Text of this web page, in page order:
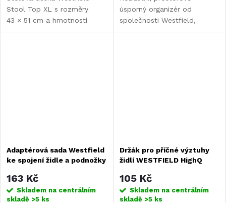
Stool Top XL s rozměry
43 × 51 cm a hmotností
pouhých 0,8 kg promění vaši
úsporný organizér od
společnosti Westfield,
ideální pro uspořádání
Adaptérová sada Westfield
ke spojení židle a podnožky
163 Kč
Skladem na centrálním
skladě >5 ks
Držák pro příčné výztuhy
židlí WESTFIELD HighQ
105 Kč
Skladem na centrálním
skladě >5 ks